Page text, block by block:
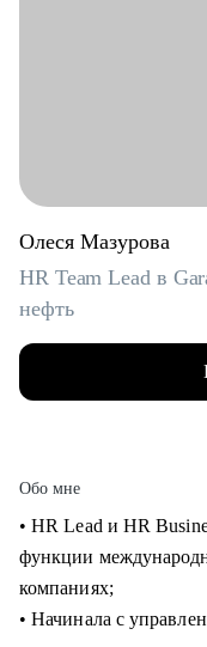
Олеся Мазурова
HR Team Lead в
нефть
Обо мне
• HR Lead и HR
функции
компаниях;
• Начинала с